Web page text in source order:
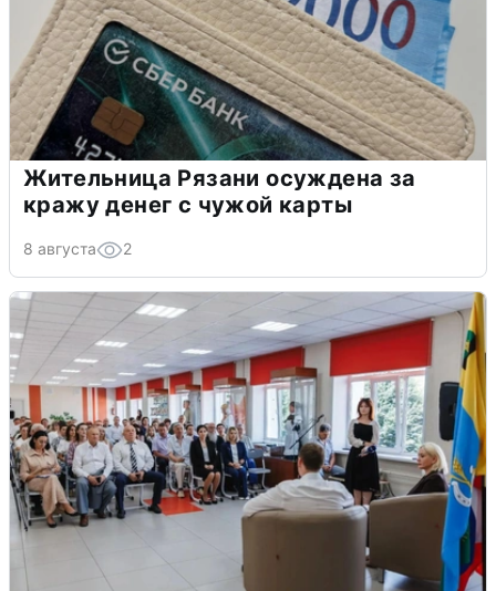
Жительница Рязани осуждена за
кражу денег с чужой карты
8 августа 2